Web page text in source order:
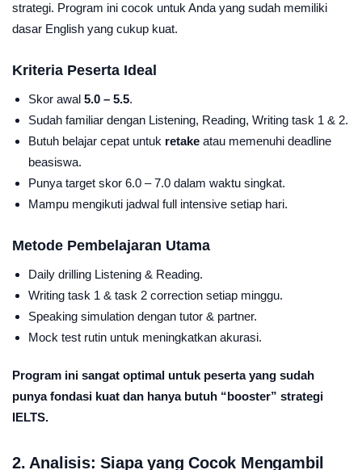
strategi. Program ini cocok untuk Anda yang sudah memiliki
dasar English yang cukup kuat.
Kriteria Peserta Ideal
Skor awal 5.0 – 5.5.
Sudah familiar dengan Listening, Reading, Writing task 1 & 2.
Butuh belajar cepat untuk retake atau memenuhi deadline
beasiswa.
Punya target skor 6.0 – 7.0 dalam waktu singkat.
Mampu mengikuti jadwal full intensive setiap hari.
Metode Pembelajaran Utama
Daily drilling Listening & Reading.
Writing task 1 & task 2 correction setiap minggu.
Speaking simulation dengan tutor & partner.
Mock test rutin untuk meningkatkan akurasi.
Program ini sangat optimal untuk peserta yang sudah
punya fondasi kuat dan hanya butuh “booster” strategi
IELTS.
2. Analisis: Siapa yang Cocok Mengambil